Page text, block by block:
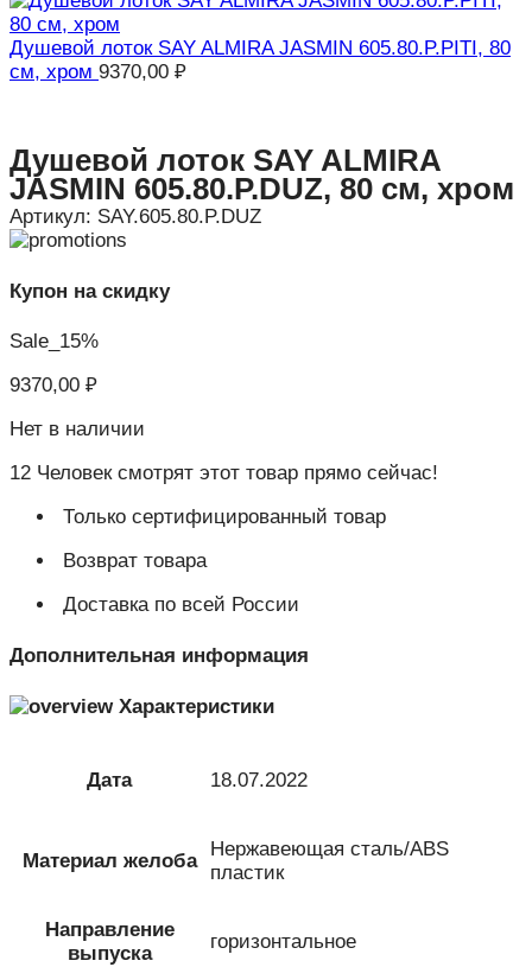
Душевой лоток SAY ALMIRA JASMIN 605.80.P.PITI, 80
см, хром 9370,00 ₽
Душевой лоток SAY ALMIRA
JASMIN 605.80.P.DUZ, 80 см, хром
Артикул: SAY.605.80.P.DUZ
Купон на скидку
Sale_15%
9370,00 ₽
Нет в наличии
12 Человек смотрят этот товар прямо сейчас!
Только сертифицированный товар
Возврат товара
Доставка по всей России
Дополнительная информация
Характеристики
Дата 18.07.2022
Материал желоба
Нержавеющая сталь/ABS
пластик
Направление
выпуска
горизонтальное